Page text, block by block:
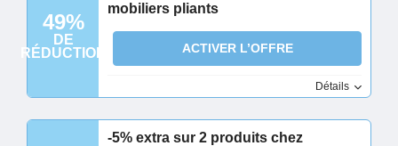
49%
DE
RÉDUCTION
mobiliers pliants
ACTIVER L’OFFRE
Détails
-5% extra sur 2 produits chez